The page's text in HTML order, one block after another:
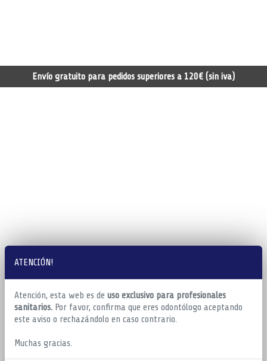
ATENCIÓN!
Atención, esta web es de uso exclusivo para profesionales
sanitarios. Por favor, confirma que eres odontólogo aceptando
este aviso o rechazándolo en caso contrario.
Muchas gracias.
Envío gratuito para pedidos superiores a 120€ (sin iva)